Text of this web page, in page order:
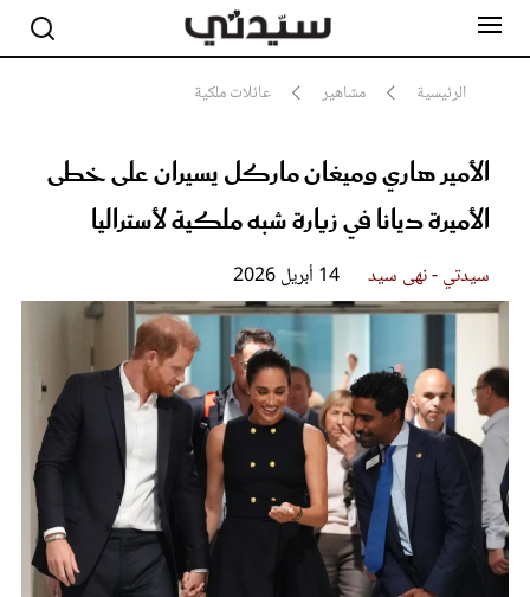
الرئيسية مشاهير عائلات ملكية
الأمير هاري وميغان ماركل يسيران على خطى
الأميرة ديانا في زيارة شبه ملكية لأستراليا
سيدتي - نهى سيد 14 أبريل 2026
مشاهير
جمال
سيدتي وطفلك
لايف ستايل
فيديو
مطبخ سيدتي
مقالات الرأي
ستايل
تقارير
عروس سيدتي